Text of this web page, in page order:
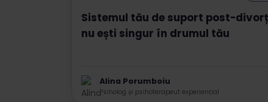
Sistemul tău de suport post-
nu ești singur în drumul tău
Alina Porumboiu
Psiholog și psihoterapeut experiențial